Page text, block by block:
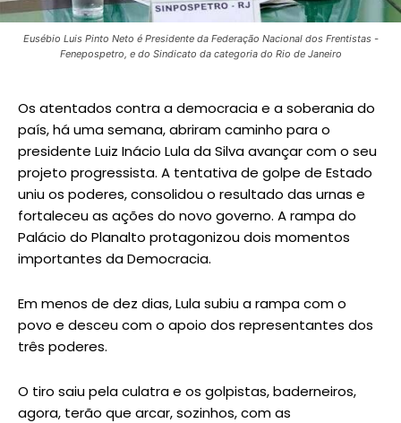
Eusébio Luis Pinto Neto é Presidente da Federação Nacional dos Frentistas -
Fenepospetro, e do Sindicato da categoria do Rio de Janeiro
Os atentados contra a democracia e a soberania do
país, há uma semana, abriram caminho para o
presidente Luiz Inácio Lula da Silva avançar com o seu
projeto progressista. A tentativa de golpe de Estado
uniu os poderes, consolidou o resultado das urnas e
fortaleceu as ações do novo governo. A rampa do
Palácio do Planalto protagonizou dois momentos
importantes da Democracia.
Em menos de dez dias, Lula subiu a rampa com o
povo e desceu com o apoio dos representantes dos
três poderes.
O tiro saiu pela culatra e os golpistas, baderneiros,
agora, terão que arcar, sozinhos, com as